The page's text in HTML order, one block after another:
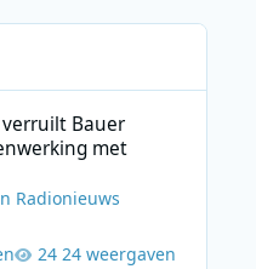
Bauer
met
Radionieuws
24 weergaven